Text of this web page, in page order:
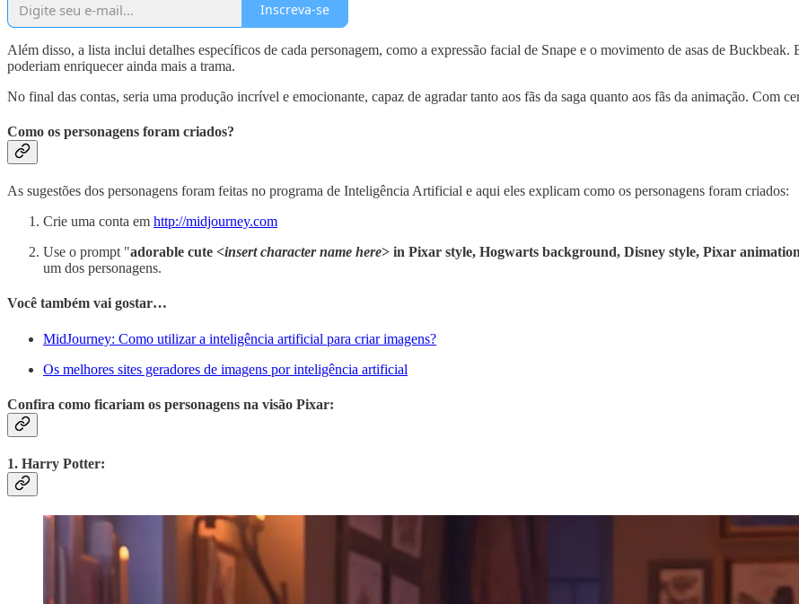
Inscreva-se
Além disso, a lista inclui detalhes específicos de cada personagem, como a expressão facial de Snape e o movimento de asas de
poderiam enriquecer ainda mais a trama.
No final das contas, seria uma produção incrível e emocionante, capaz de agradar tanto aos fãs da saga quanto aos fãs da animação. Com
Como os personagens foram criados?
As sugestões dos personagens foram feitas no programa de Inteligência Artificial e aqui eles explicam como os personagens foram criados:
Crie uma conta em http://midjourney.com
Use o prompt "adorable cute <insert character name here> in Pixar style, Hogwarts background, Disney style, Pixar
um dos personagens.
Você também vai gostar…
MidJourney: Como utilizar a inteligência artificial para criar imagens?
Os melhores sites geradores de imagens por inteligência artificial
Confira como ficariam os personagens na visão Pixar:
1. Harry Potter: